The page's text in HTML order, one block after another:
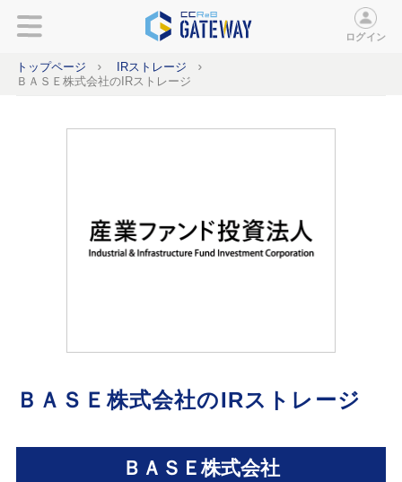
ログイン
トップページ
IRストレージ
ＢＡＳＥ株式会社のIRストレージ
ＢＡＳＥ株式会社のIRストレージ
ＢＡＳＥ株式会社